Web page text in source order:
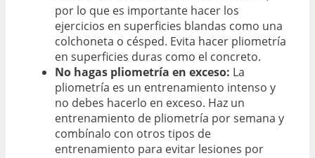
por lo que es importante hacer los
ejercicios en superficies blandas como una
colchoneta o césped. Evita hacer pliometría
en superficies duras como el concreto.
No hagas pliometría en exceso: La
pliometría es un entrenamiento intenso y
no debes hacerlo en exceso. Haz un
entrenamiento de pliometría por semana y
combínalo con otros tipos de
entrenamiento para evitar lesiones por